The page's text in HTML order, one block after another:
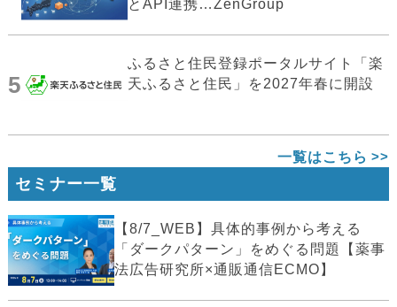
とAPI連携…ZenGroup
5
ふるさと住民登録ポータルサイト「楽
天ふるさと住民」を2027年春に開設
一覧はこちら
セミナー一覧
【8/7_WEB】具体的事例から考える
「ダークパターン」をめぐる問題【薬事
法広告研究所×通販通信ECMO】